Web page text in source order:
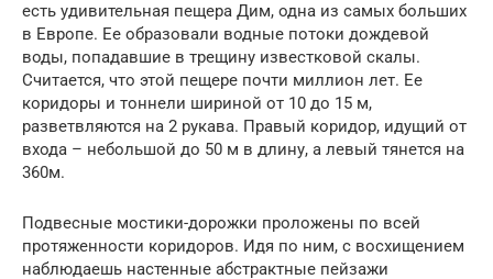
есть удивительная пещера Дим, одна из самых больших
в Европе. Ее образовали водные потоки дождевой
воды, попадавшие в трещину известковой скалы.
Считается, что этой пещере почти миллион лет. Ее
коридоры и тоннели шириной от 10 до 15 м,
разветвляются на 2 рукава. Правый коридор, идущий от
входа – небольшой до 50 м в длину, а левый тянется на
360м.
Подвесные мостики-дорожки проложены по всей
протяженности коридоров. Идя по ним, с восхищением
наблюдаешь настенные абстрактные пейзажи